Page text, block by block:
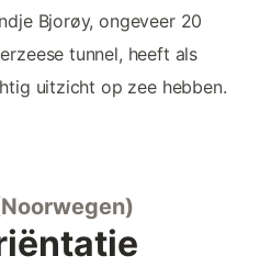
Bjorøy, ongeveer 20
tunnel, heeft als
uitzicht op zee hebben.